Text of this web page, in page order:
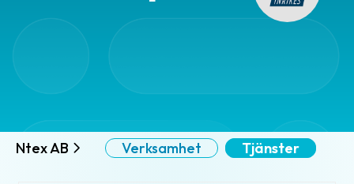
Ntex AB Verksamhet Tjänster